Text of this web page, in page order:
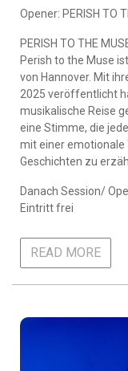
Opener: PERISH TO
PERISH TO THE
Perish to the Muse
von Hannover. Mit
2025 veröffentlicht
musikalische Reise
eine Stimme, die
mit einer
Geschichten zu
Danach Session/
Eintritt frei
READ MORE